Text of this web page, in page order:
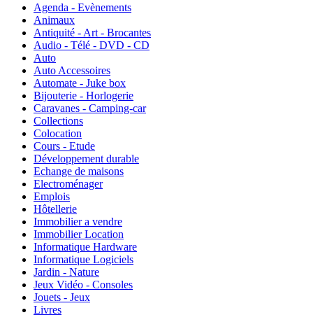
Agenda - Evènements
Animaux
Antiquité - Art - Brocantes
Audio - Télé - DVD - CD
Auto
Auto Accessoires
Automate - Juke box
Bijouterie - Horlogerie
Caravanes - Camping-car
Collections
Colocation
Cours - Etude
Développement durable
Echange de maisons
Electroménager
Emplois
Hôtellerie
Immobilier a vendre
Immobilier Location
Informatique Hardware
Informatique Logiciels
Jardin - Nature
Jeux Vidéo - Consoles
Jouets - Jeux
Livres